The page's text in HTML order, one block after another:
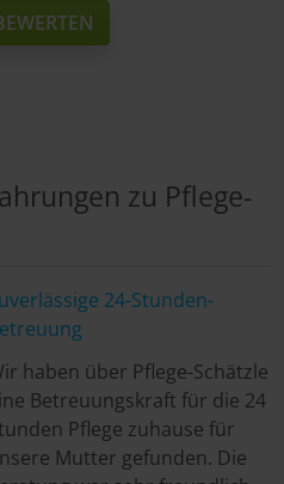
zu Pflege-
24-Stunden-
haben über Pflege-Schätzle
Betreuungskraft für die 24
Pflege zuhause für
Mutter gefunden. Die